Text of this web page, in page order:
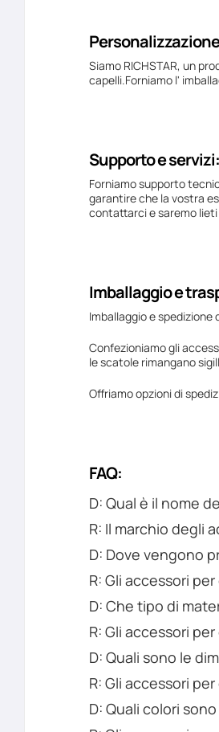
Siamo RICHSTAR, un
capelli.Forniamo l'
Supporto e servizi:
Forniamo supporto
garantire che la vostra
contattarci e saremo
Imballaggio e
Imballaggio e
Confezioniamo gli
le scatole rimangano
Offriamo opzioni di
FAQ:
D: Qual è il nome
R: Il marchio degli
D: Dove vengono
R: Gli accessori
D: Che tipo di
R: Gli accessori
D: Quali sono le
R: Gli accessori
D: Quali colori